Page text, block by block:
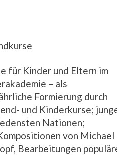
für Kinder und Eltern im
– als
Formierung durch
und Kinderkurse;
Nationen;
von Michael
Bearbeitungen